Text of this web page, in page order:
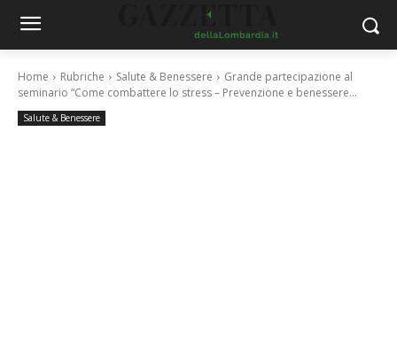
Home Rubriche Salute & Benessere
Grande partecipazione al
seminario “Come combattere lo stress – Prevenzione e benessere...
Salute & Benessere